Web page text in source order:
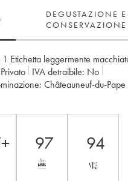
DEGUSTAZIONE E
CONSERVAZIONE
1 Etichetta leggermente
privato IVA detraibile:
no
Châteauneuf-du-Pape
97 94